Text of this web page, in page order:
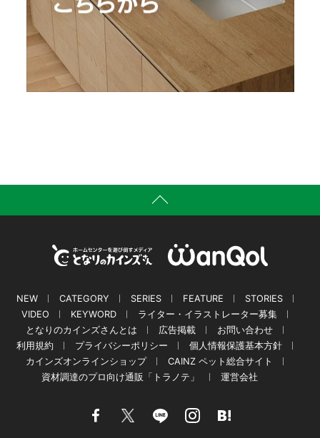
NEW CATEGORY SERIES FEATURE
STORIES
VIDEO
KEYWORD
ライター・イラストレーター募集
となりのカインズさんとは
広告掲載
お問い合わせ
利用規約
プライバシーポリシー
個人情報保護基本方針
カインズオンラインショップ
CAINZ ペット総合サイト
資材調達のプロ向け通販「トラノテ」
運営会社